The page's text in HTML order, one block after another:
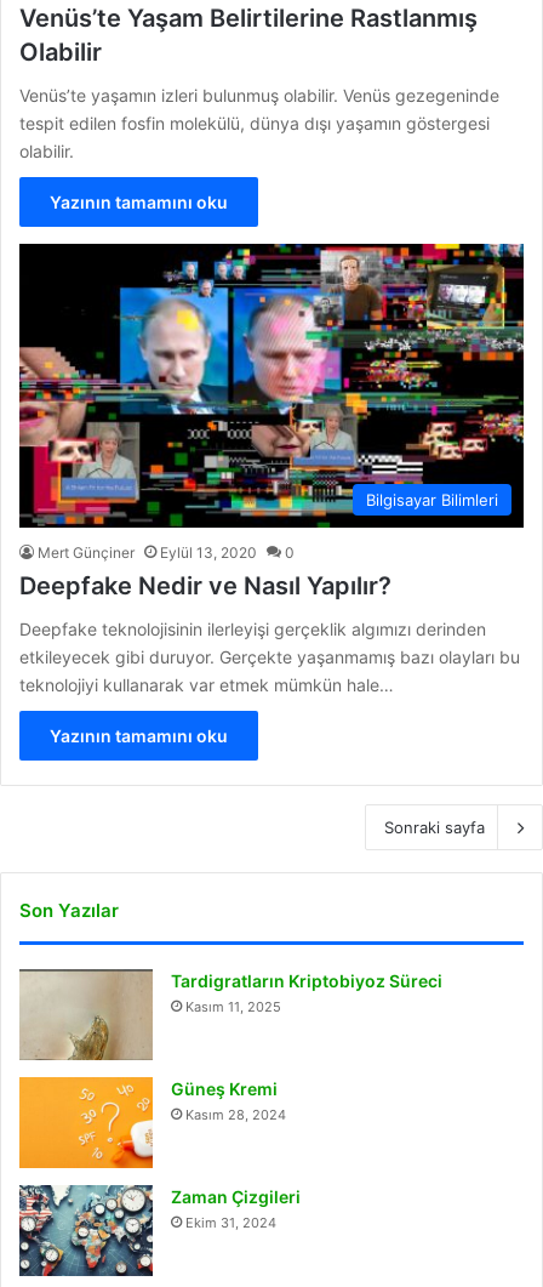
Venüs’te Yaşam Belirtilerine Rastlanmış
Olabilir
Venüs’te yaşamın izleri bulunmuş olabilir. Venüs gezegeninde
tespit edilen fosfin molekülü, dünya dışı yaşamın göstergesi
olabilir.
Yazının tamamını oku
Bilgisayar Bilimleri
Mert Günçiner Eylül 13, 2020 0
Deepfake Nedir ve Nasıl Yapılır?
Deepfake teknolojisinin ilerleyişi gerçeklik algımızı derinden
etkileyecek gibi duruyor. Gerçekte yaşanmamış bazı olayları bu
teknolojiyi kullanarak var etmek mümkün hale…
Yazının tamamını oku
Sonraki sayfa
Son Yazılar
Tardigratların Kriptobiyoz Süreci
Kasım 11, 2025
Güneş Kremi
Kasım 28, 2024
Zaman Çizgileri
Ekim 31, 2024